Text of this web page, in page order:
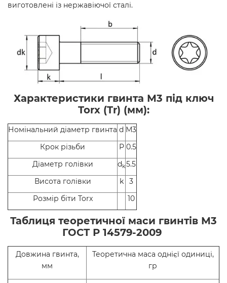
виготовлені із нержавіючої сталі.
Характеристики гвинта М3 під ключ
Torx (Tr) (мм):
Номінальний діаметр гвинта d М3
Крок різьби
P 0.5
Діаметр голівки
dk5.5
Висота голівки
k
3
Розмір біти Torx
10
Таблиця теоретичної маси гвинтів М3
ГОСТ Р 14579-2009
Довжина гвинта,
мм
Теоретична маса однієї одиниці,
гр